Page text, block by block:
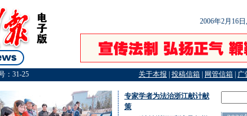
2006年2月16
：31-25 关于本报 投稿信箱 网管信箱 广
专家学者为法治浙江献计献
策